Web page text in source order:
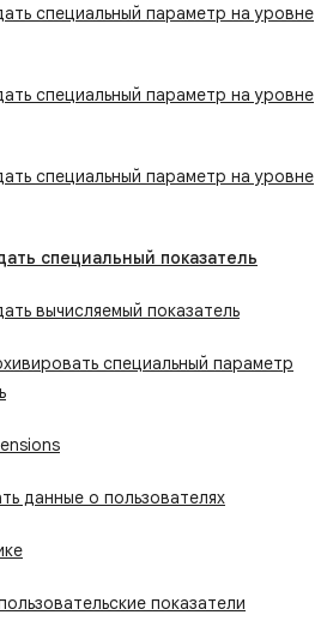
специальный параметр на уровне
специальный параметр на уровне
специальный параметр на уровне
специальный показатель
вычисляемый показатель
специальный параметр
данные о пользователях
показатели